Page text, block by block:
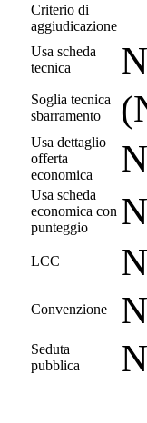
Criterio di
aggiudicazione
Usa scheda
tecnica
Soglia tecnica
sbarramento
Usa dettaglio
offerta
economica
Usa scheda
economica con
punteggio
LCC
Convenzione
Seduta
pubblica